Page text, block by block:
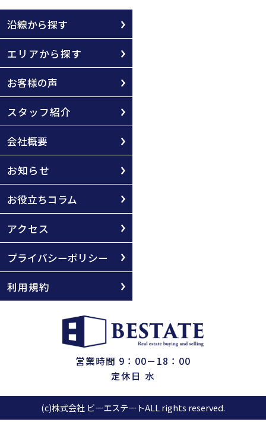
沿線から探す
エリアから探す
お客様の声
スタッフ紹介
会社概要
お知らせ
お役立ちコラム
アクセス
プライバシーポリシー
利用規約
営業時間 9：00－18：00
定休日 水
(c)株式会社 ビーエステートALL rights reserved.